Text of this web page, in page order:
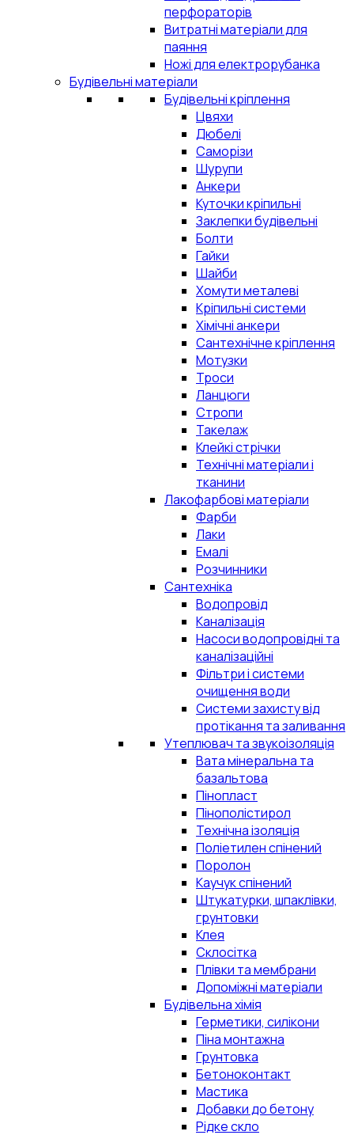
перфораторів
Витратні матеріали для
паяння
Ножі для електрорубанка
Будівельні матеріали
Будівельні кріплення
Цвяхи
Дюбелі
Саморізи
Шурупи
Анкери
Куточки кріпильні
Заклепки будівельні
Болти
Гайки
Шайби
Хомути металеві
Кріпильні системи
Хімічні анкери
Сантехнічне кріплення
Мотузки
Троси
Ланцюги
Стропи
Такелаж
Клейкі стрічки
Технічні матеріали і
тканини
Лакофарбові матеріали
Фарби
Лаки
Емалі
Розчинники
Сантехніка
Водопровід
Каналізація
Насоси водопровідні та
каналізаційні
Фільтри і системи
очищення води
Системи захисту від
протікання та заливання
Утеплювач та звукоізоляція
Вата мінеральна та
базальтова
Пінопласт
Пінополістирол
Технічна ізоляція
Поліетилен спінений
Поролон
Каучук спінений
Штукатурки, шпаклівки,
грунтовки
Клея
Склосітка
Плівки та мембрани
Допоміжні матеріали
Будівельна хімія
Герметики, силікони
Піна монтажна
Грунтовка
Бетоноконтакт
Мастика
Добавки до бетону
Рідке скло